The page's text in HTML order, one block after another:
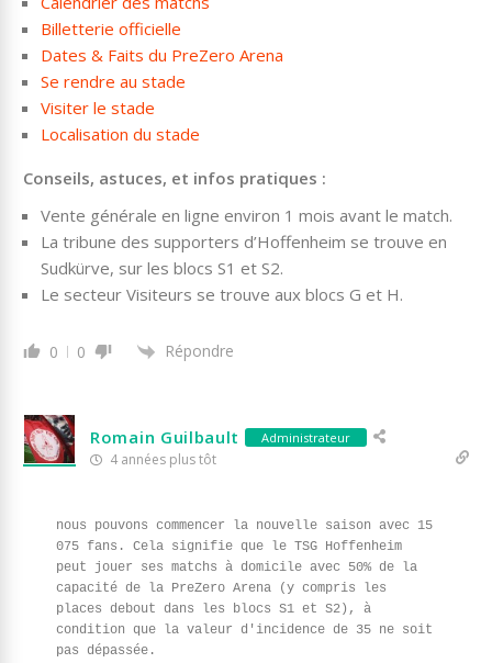
Billetterie officielle
Dates & Faits du PreZero Arena
Se rendre au stade
Visiter le stade
Localisation du stade
Conseils, astuces, et infos pratiques :
Vente générale en ligne environ 1 mois avant le match.
La tribune des supporters d’Hoffenheim se trouve en
Sudkürve, sur les blocs S1 et S2.
Le secteur Visiteurs se trouve aux blocs G et H.
0 0 Répondre
Romain Guilbault Administrateur
4 années plus tôt
nous pouvons commencer la nouvelle saison avec 15
075 fans. Cela signifie que le TSG Hoffenheim
peut jouer ses matchs à domicile avec 50% de la
capacité de la PreZero Arena (y compris les
places debout dans les blocs S1 et S2), à
condition que la valeur d'incidence de 35 ne soit